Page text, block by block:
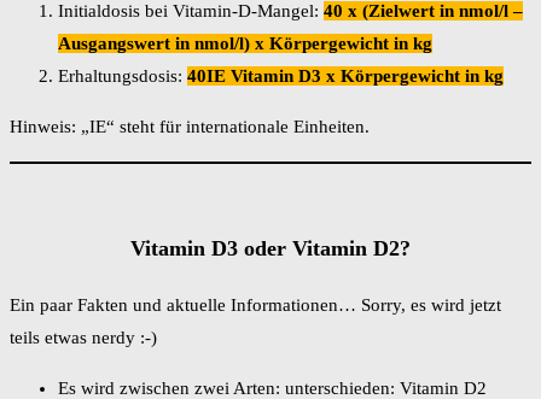
Initialdosis bei Vitamin-D-Mangel: 40 x (Zielwert in nmol/l –
Ausgangswert in nmol/l) x Körpergewicht in kg
Erhaltungsdosis: 40IE Vitamin D3 x Körpergewicht in kg
Hinweis: „IE“ steht für internationale Einheiten.
Vitamin D3 oder Vitamin D2?
Ein paar Fakten und aktuelle Informationen… Sorry, es wird jetzt
teils etwas nerdy :-)
Es wird zwischen zwei Arten: unterschieden: Vitamin D2